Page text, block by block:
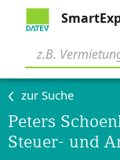
zur Suche
Peters
Steuer- und